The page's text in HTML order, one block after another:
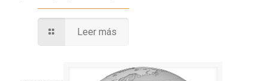
Leer más